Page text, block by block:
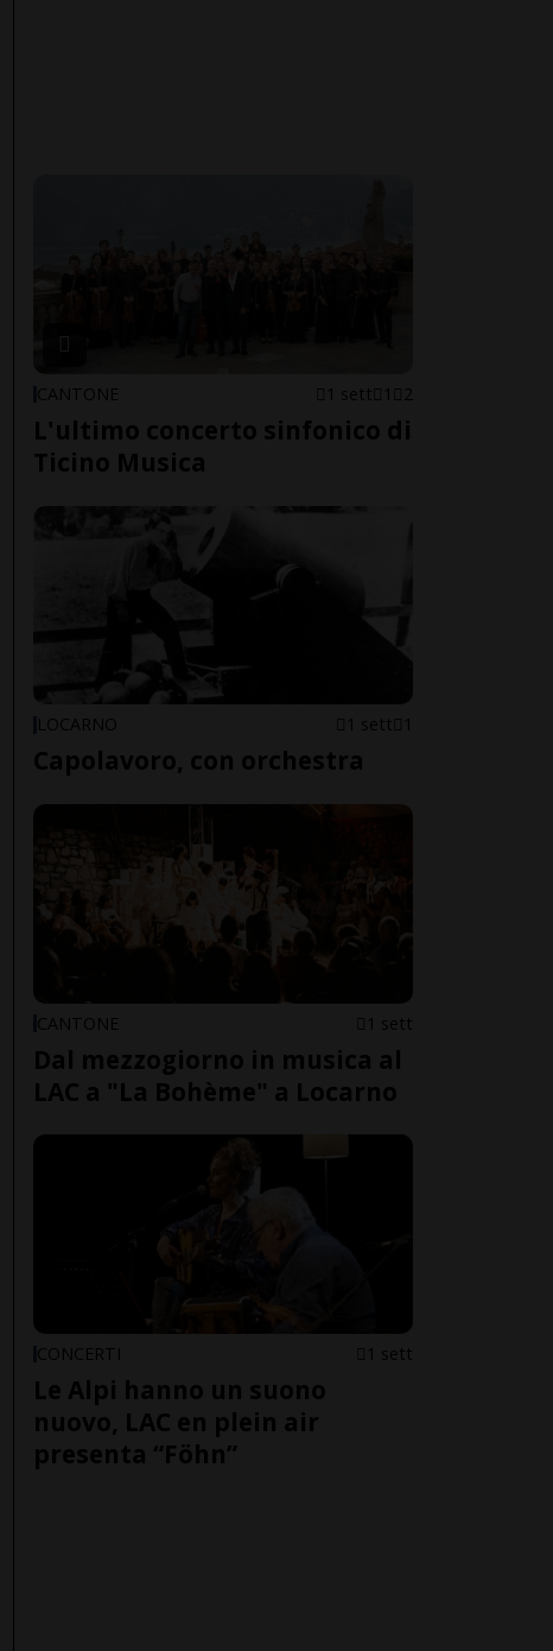
CANTONE 1 sett 1 2
L'ultimo concerto sinfonico di
Ticino Musica
LOCARNO 1 sett 1
Capolavoro, con orchestra
CANTONE 1 sett
Dal mezzogiorno in musica al
LAC a "La Bohème" a Locarno
CONCERTI 1 sett
Le Alpi hanno un suono
nuovo, LAC en plein air
presenta “Föhn”